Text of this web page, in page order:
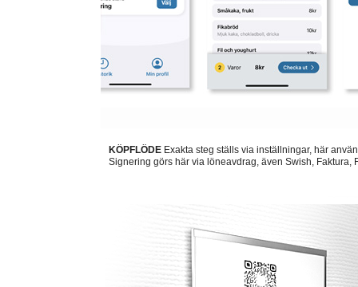
KÖPFLÖDEExakta steg ställs via inställningar, här
Signering görs här via löneavdrag, även Swish, Faktura,